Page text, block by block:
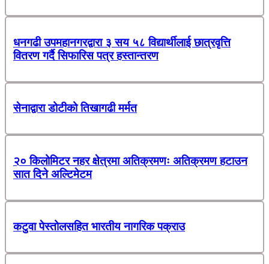
धनगढी उपमहानगरद्वारा ३ सय ५८ विद्यार्थीलाई छात्रवृत्ति
वितरण गर्दै सिफारिस पत्र हस्तान्तरण
सेनाद्वारा डोटीको तिखागढी मर्मत
२० किलोमिटर नहर क्षेत्रमा अतिक्रमणः अतिक्रमण हटाउन
सात दिने अल्टिमेटम
कटुवा पेस्तोलसहित भारतीय नागरिक पक्राउ